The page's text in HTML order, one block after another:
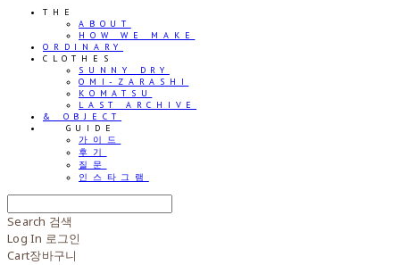
THE
ABOUT
HOW WE MAKE
ORDINARY
CLOTHES
SUNNY DRY
OMI-ZARASHI
KOMATSU
LAST ARCHIVE
& OBJECT
⠀⠀GUIDE
가이드
후기
질문
인스타그램
Search 검색
Log In 로그인
Cart장바구니